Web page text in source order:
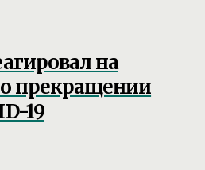
на
прекращении
19